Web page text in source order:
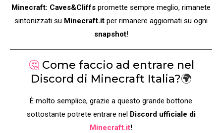
Minecraft: Caves&Cliffs promette sempre meglio, rimanete
sintonizzati su Minecraft.it per rimanere aggiornati su ogni
snapshot!
🤔 Come faccio ad entrare nel
Discord di Minecraft Italia?🌍
È molto semplice, grazie a questo grande bottone
sottostante potrete entrare nel Discord ufficiale di
Minecraft.it!